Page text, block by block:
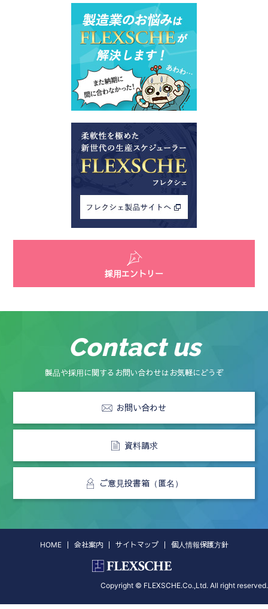
採用エントリー
Contact us
製品や採用に関するお問い合わせはお気軽にどうぞ
お問い合わせ
資料請求
ご意見投書箱（匿名）
HOME 会社案内 サイトマップ 個人情報保護方針
Copyright © FLEXSCHE.Co.,Ltd. All right reserved.